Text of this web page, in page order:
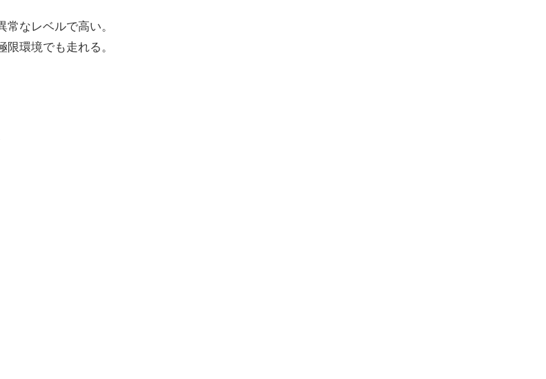
なレベルで高い。
環境でも走れる。